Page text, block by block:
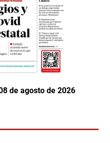
de agosto de 2026